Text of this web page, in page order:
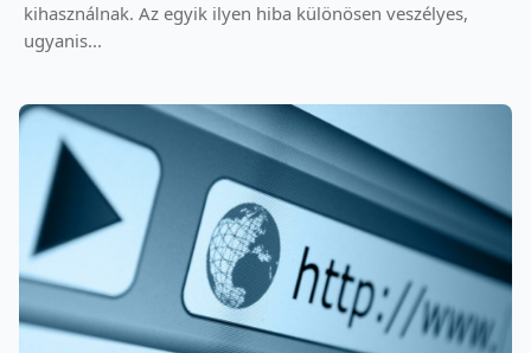
kihasználnak. Az egyik ilyen hiba különösen veszélyes,
ugyanis...